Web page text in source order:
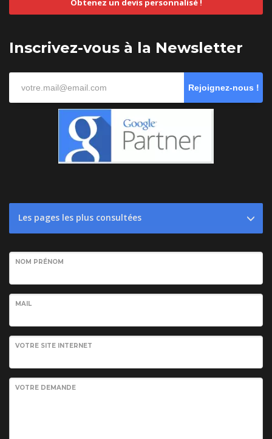
Obtenez un devis personnalisé !
Inscrivez-vous à la Newsletter
Rejoignez-nous !
Les pages les plus consultées
NOM PRÉNOM
MAIL
VOTRE SITE INTERNET
VOTRE DEMANDE